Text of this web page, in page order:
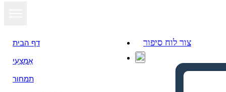
דף הבית
אֶמְצָעִי
תמחור
צור לוח סיפור